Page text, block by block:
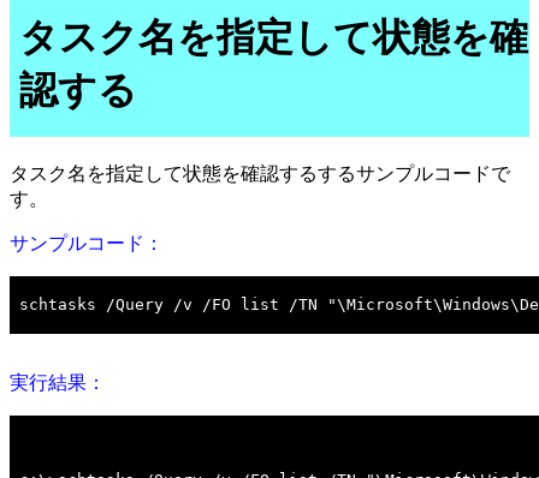
タスク名を指定して状態を確
認する
タスク名を指定して状態を確認するするサンプルコードで
す。
サンプルコード：
実行結果：